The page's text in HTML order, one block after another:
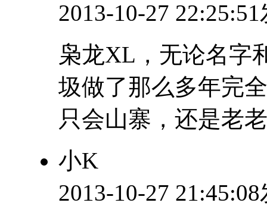
2013-10-27
枭龙XL，无论名字
圾做了那么多年完
只会山寨，还是老
小K
2013-10-27